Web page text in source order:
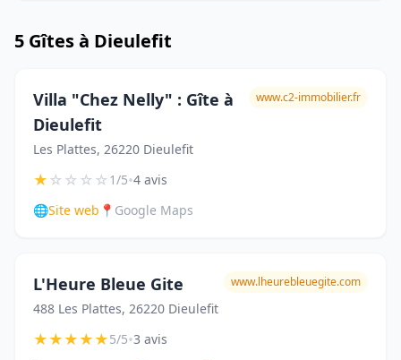
5 Gîtes à Dieulefit
Villa "Chez Nelly" : Gîte à
Dieulefit
Les Plattes, 26220 Dieulefit
www.c2-immobilier.fr
★☆☆☆☆1/5•4 avis
🌐Site web 📍 Google Maps
L'Heure Bleue Gite
488 Les Plattes, 26220 Dieulefit
www.lheurebleuegite.com
★★★★★5/5•3 avis